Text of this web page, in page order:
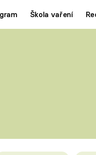
Škola vaření